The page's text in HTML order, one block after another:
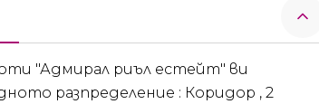
"Адмирал риъл естейт" ви
разпределение : Коридор , 2